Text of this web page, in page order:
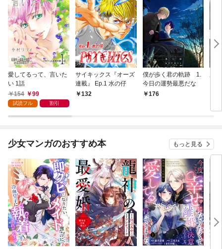
愛してるって、言いた
い 1話
154
99
試読フル 割引
サイキックス『オーズ
連載』 Ep.1 水の仔
132
僕が歩く君の軌跡 1.
今日の運勢最悪だな
176
少女マンガのおすすめ本 もっと見る